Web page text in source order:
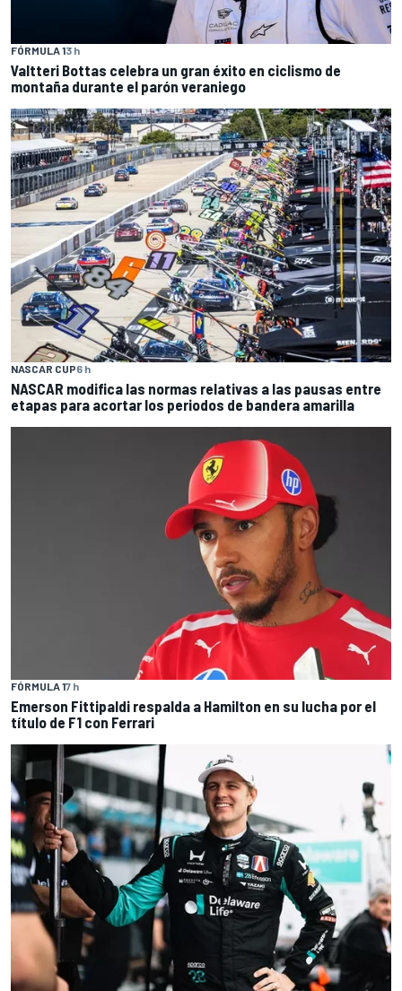
FÓRMULA 13 h
Valtteri Bottas celebra un gran éxito en ciclismo de
montaña durante el parón veraniego
NASCAR CUP6 h
NASCAR modifica las normas relativas a las pausas entre
etapas para acortar los periodos de bandera amarilla
FÓRMULA 17 h
Emerson Fittipaldi respalda a Hamilton en su lucha por el
título de F1 con Ferrari